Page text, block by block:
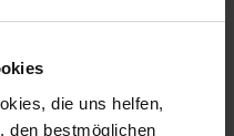
die uns helfen,
den bestmöglichen